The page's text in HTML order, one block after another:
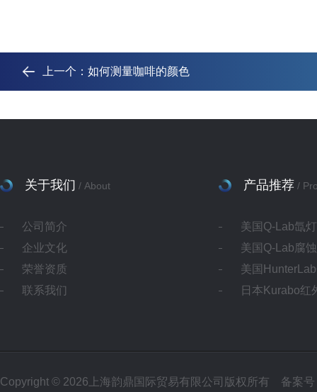
上一个： 如何测量咖啡的颜色
关于我们 / About
公司简介
企业文化
荣誉资质
联系我们
产品推荐 /
美国Q-Lab氙
美国Q-Lab腐
美国
日本Kurabo红
Copyright © 2026上海韵鼎国际贸易有限公司版权所有 备案